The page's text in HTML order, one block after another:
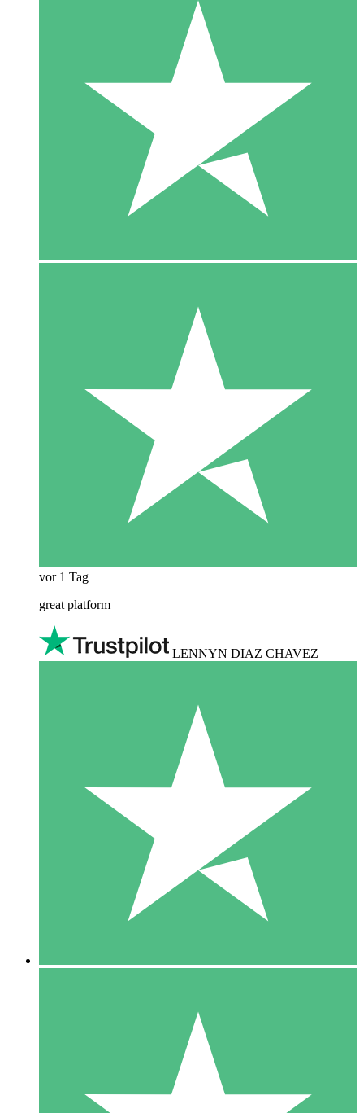
vor 1 Tag
great platform
LENNYN DIAZ CHAVEZ